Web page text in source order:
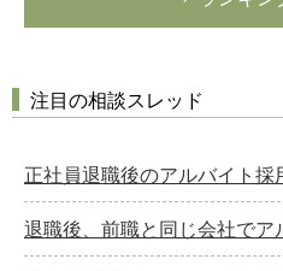
注目の相談スレッド
正社員退職後のアルバイト採
退職後、前職と同じ会社でア